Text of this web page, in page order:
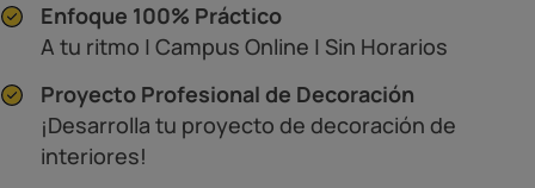
Enfoque 100% Práctico
A tu ritmo | Campus Online | Sin Horarios
Proyecto Profesional de Decoración
¡Desarrolla tu proyecto de decoración de
interiores!